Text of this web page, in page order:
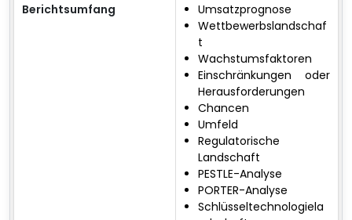
Berichtsumfang
Umsatzprognose
Wettbewerbslandschaf
t
Wachstumsfaktoren
Einschränkungen oder
Herausforderungen
Chancen
Umfeld
Regulatorische
Landschaft
PESTLE-Analyse
PORTER-Analyse
Schlüsseltechnologiela